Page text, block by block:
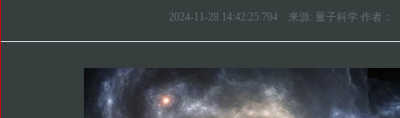
2024-11-28 14:42:25.794 来源: 量子科学 作者：